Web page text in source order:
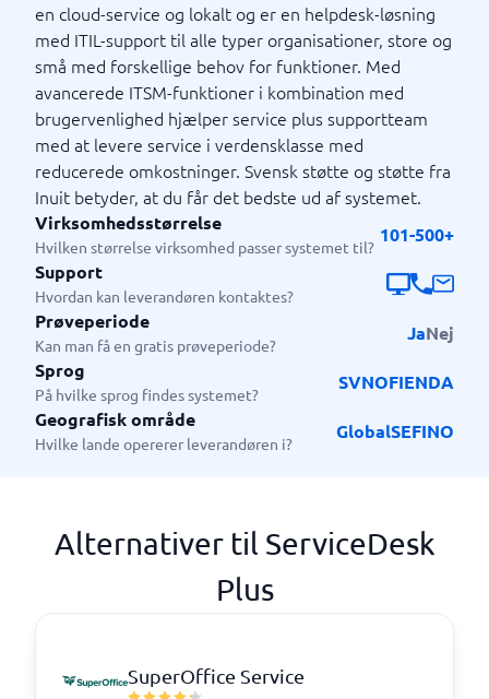
en cloud-service og lokalt og er en helpdesk-løsning
med ITIL-support til alle typer organisationer, store og
små med forskellige behov for funktioner. Med
avancerede ITSM-funktioner i kombination med
brugervenlighed hjælper service plus supportteam
med at levere service i verdensklasse med
reducerede omkostninger. Svensk støtte og støtte fra
Inuit betyder, at du får det bedste ud af systemet.
Virksomhedsstørrelse
Hvilken størrelse virksomhed passer systemet til?
101-500+
Support
Hvordan kan leverandøren kontaktes?
Prøveperiode
Kan man få en gratis prøveperiode?
JaNej
Sprog
På hvilke sprog findes systemet?
SVNOFIENDA
Geografisk område
Hvilke lande opererer leverandøren i?
GlobalSEFINO
Alternativer til ServiceDesk
Plus
SuperOffice Service